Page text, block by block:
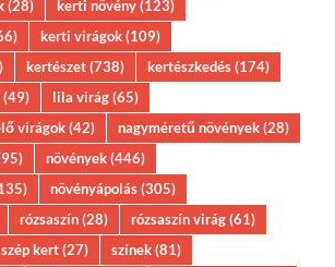
(28) kerti növény(123)
kerti virágok(109)
kertészet(738) kertészkedés(174)
(49) lila virág(65)
virágok(42) nagyméretű növények(28)
növények(446)
növényápolás(305)
rózsaszín(28) rózsaszín virág(61)
szép kert(27) színek(81)